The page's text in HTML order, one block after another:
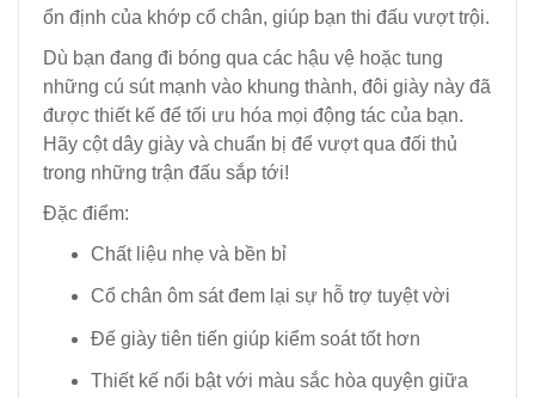
ổn định của khớp cổ chân, giúp bạn thi đấu vượt trội.
Dù bạn đang đi bóng qua các hậu vệ hoặc tung
những cú sút mạnh vào khung thành, đôi giày này đã
được thiết kế để tối ưu hóa mọi động tác của bạn.
Hãy cột dây giày và chuẩn bị để vượt qua đối thủ
trong những trận đấu sắp tới!
Đặc điểm:
Chất liệu nhẹ và bền bỉ
Cổ chân ôm sát đem lại sự hỗ trợ tuyệt vời
Đế giày tiên tiến giúp kiểm soát tốt hơn
Thiết kế nổi bật với màu sắc hòa quyện giữa